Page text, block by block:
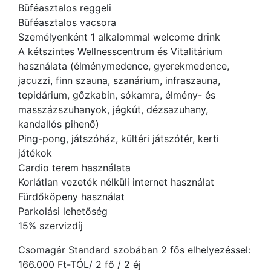
Büféasztalos reggeli
Büféasztalos vacsora
Személyenként 1 alkalommal welcome drink
A kétszintes Wellnesscentrum és Vitalitárium
használata (élménymedence, gyerekmedence,
jacuzzi, finn szauna, szanárium, infraszauna,
tepidárium, gőzkabin, sókamra, élmény- és
masszázszuhanyok, jégkút, dézsazuhany,
kandallós pihenő)
Ping-pong, játszóház, kültéri játszótér, kerti
játékok
Cardio terem használata
Korlátlan vezeték nélküli internet használat
Fürdőköpeny használat
Parkolási lehetőség
15% szervizdíj
Csomagár Standard szobában 2 fős elhelyezéssel:
166.000 Ft-TÓL/ 2 fő / 2 éj